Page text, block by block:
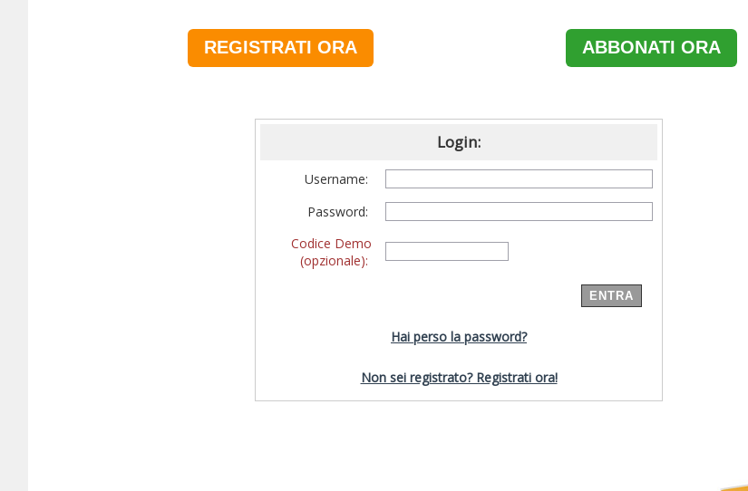
REGISTRATI ORA ABBONATI ORA
Login:
Username:
Password:
Codice Demo
(opzionale):
Hai perso la password?
Non sei registrato? Registrati ora!